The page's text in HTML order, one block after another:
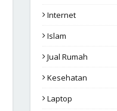
Internet
Islam
Jual Rumah
Kesehatan
Laptop